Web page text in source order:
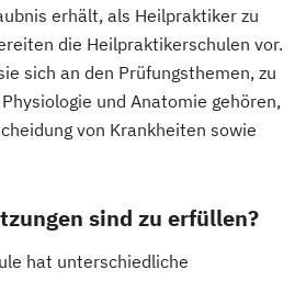
erhält, als Heilpraktiker zu
die Heilpraktikerschulen vor.
sich an den Prüfungsthemen, zu
und Anatomie gehören,
von Krankheiten sowie
sind zu erfüllen?
hat unterschiedliche